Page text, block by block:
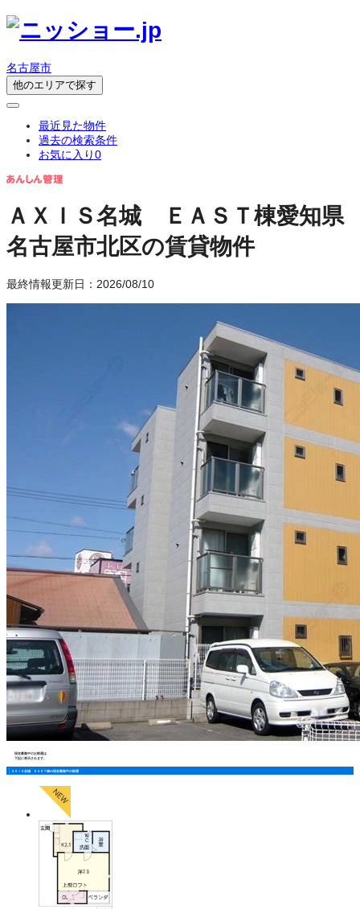
名古屋市
他のエリアで探す
最近見た物件
過去の検索条件
お気に入り0
ＡＸＩＳ名城 ＥＡＳＴ棟愛知県
名古屋市北区の賃貸物件
最終情報更新日：2026/08/10
現在募集中のお部屋は
下記に表示されます。
ＡＸＩＳ名城 ＥＡＳＴ棟の現在募集中の部屋